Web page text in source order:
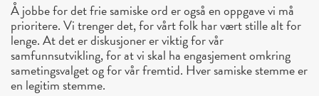
Å jobbe for det frie samiske ord er også en oppgave vi må
prioritere. Vi trenger det, for vårt folk har vært stille alt for
lenge. At det er diskusjoner er viktig for vår
samfunnsutvikling, for at vi skal ha engasjement omkring
sametingsvalget og for vår fremtid. Hver samiske stemme er
en legitim stemme.